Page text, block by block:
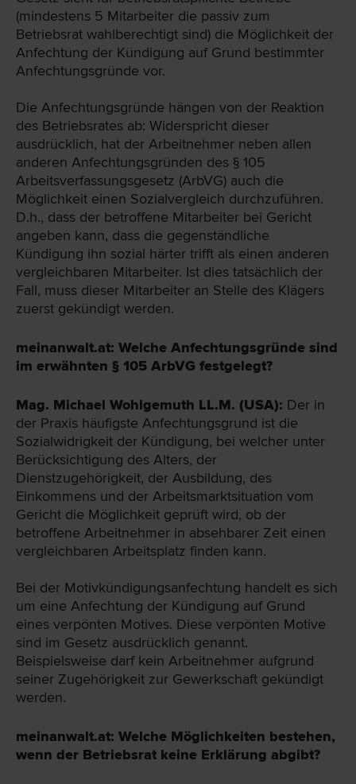
(mindestens 5 Mitarbeiter die passiv zum
Betriebsrat wahlberechtigt sind) die Möglichkeit der
Anfechtung der Kündigung auf Grund bestimmter
Anfechtungsgründe vor.
Die Anfechtungsgründe hängen von der Reaktion
des Betriebsrates ab: Widerspricht dieser
ausdrücklich, hat der Arbeitnehmer neben allen
anderen Anfechtungsgründen des § 105
Arbeitsverfassungsgesetz (ArbVG) auch die
Möglichkeit einen Sozialvergleich durchzuführen.
D.h., dass der betroffene Mitarbeiter bei Gericht
angeben kann, dass die gegenständliche
Kündigung ihn sozial härter trifft als einen anderen
vergleichbaren Mitarbeiter. Ist dies tatsächlich der
Fall, muss dieser Mitarbeiter an Stelle des Klägers
zuerst gekündigt werden.
meinanwalt.at: Welche Anfechtungsgründe sind
im erwähnten § 105 ArbVG festgelegt?
Mag. Michael Wohlgemuth LL.M. (USA): Der in
der Praxis häufigste Anfechtungsgrund ist die
Sozialwidrigkeit der Kündigung, bei welcher unter
Berücksichtigung des Alters, der
Dienstzugehörigkeit, der Ausbildung, des
Einkommens und der Arbeitsmarktsituation vom
Gericht die Möglichkeit geprüft wird, ob der
betroffene Arbeitnehmer in absehbarer Zeit einen
vergleichbaren Arbeitsplatz finden kann.
Bei der Motivkündigungsanfechtung handelt es sich
um eine Anfechtung der Kündigung auf Grund
eines verpönten Motives. Diese verpönten Motive
sind im Gesetz ausdrücklich genannt.
Beispielsweise darf kein Arbeitnehmer aufgrund
seiner Zugehörigkeit zur Gewerkschaft gekündigt
werden.
meinanwalt.at: Welche Möglichkeiten bestehen,
wenn der Betriebsrat keine Erklärung abgibt?